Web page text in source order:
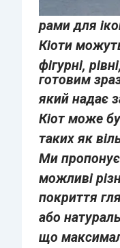
рами для
Кіоти
фігурні,
готовим
який надає
Кіот може
таких як
Ми
можливі
покриття
або
що